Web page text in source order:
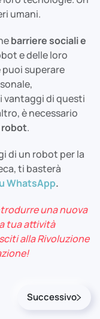
umani.
barriere sociali e
e delle loro
superare
vantaggi di questi
è necessario
robot.
di un robot per la
ti basterà
WhatsApp.
una nuova
tua attività
alla Rivoluzione
Successivo